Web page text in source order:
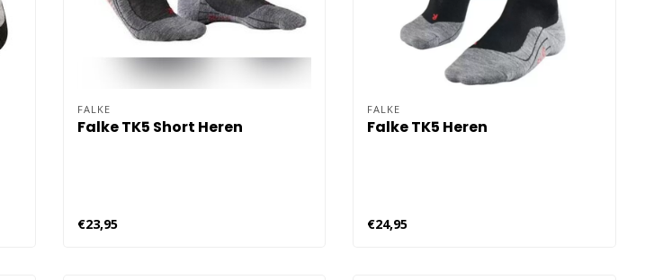
FALKE
Falke TK5 Short Heren
€23,95
FALKE
Falke TK5 Heren
€24,95